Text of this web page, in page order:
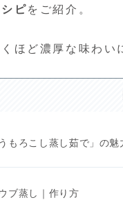
ピをご紹介。
ほど濃厚な味わい
もろこし蒸し茹で」の魅
ブ蒸し｜作り方